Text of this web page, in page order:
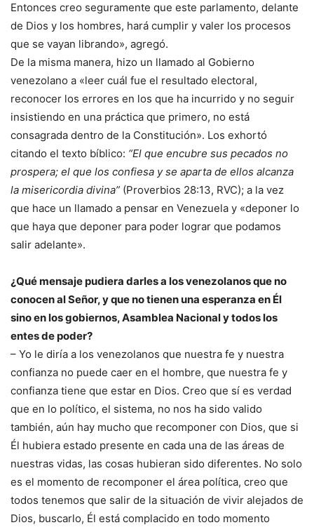
Entonces creo seguramente que este parlamento, delante
de Dios y los hombres, hará cumplir y valer los procesos
que se vayan librando», agregó.
De la misma manera, hizo un llamado al Gobierno
venezolano a «leer cuál fue el resultado electoral,
reconocer los errores en los que ha incurrido y no seguir
insistiendo en una práctica que primero, no está
consagrada dentro de la Constitución». Los exhortó
citando el texto bíblico: “El que encubre sus pecados no
prospera; el que los confiesa y se aparta de ellos alcanza
la misericordia divina” (Proverbios 28:13, RVC); a la vez
que hace un llamado a pensar en Venezuela y «deponer lo
que haya que deponer para poder lograr que podamos
salir adelante».
¿Qué mensaje pudiera darles a los venezolanos que no
conocen al Señor, y que no tienen una esperanza en Él
sino en los gobiernos, Asamblea Nacional y todos los
entes de poder?
– Yo le diría a los venezolanos que nuestra fe y nuestra
confianza no puede caer en el hombre, que nuestra fe y
confianza tiene que estar en Dios. Creo que sí es verdad
que en lo político, el sistema, no nos ha sido valido
también, aún hay mucho que recomponer con Dios, que si
Él hubiera estado presente en cada una de las áreas de
nuestras vidas, las cosas hubieran sido diferentes. No solo
es el momento de recomponer el área política, creo que
todos tenemos que salir de la situación de vivir alejados de
Dios, buscarlo, Él está complacido en todo momento